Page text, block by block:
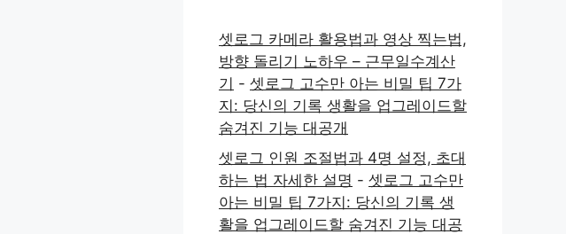
셋로그 카메라 활용법과 영상 찍는법,
방향 돌리기 노하우 – 근무일수계산
기 - 셋로그 고수만 아는 비밀 팁 7가
지: 당신의 기록 생활을 업그레이드할
숨겨진 기능 대공개
셋로그 인원 조절법과 4명 설정, 초대
하는 법 자세한 설명 - 셋로그 고수만
아는 비밀 팁 7가지: 당신의 기록 생
활을 업그레이드할 숨겨진 기능 대공